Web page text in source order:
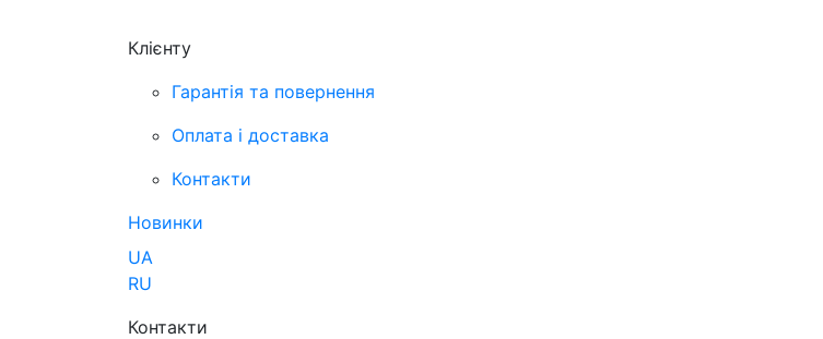
Клієнту
Гарантія та повернення
Оплата і доставка
Контакти
Новинки
UA
RU
Контакти